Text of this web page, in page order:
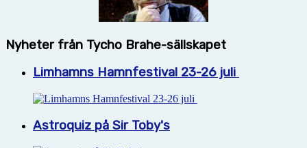
Nyheter från Tycho Brahe-sällskapet
Limhamns Hamnfestival 23-26 juli
Astroquiz på Sir Toby's